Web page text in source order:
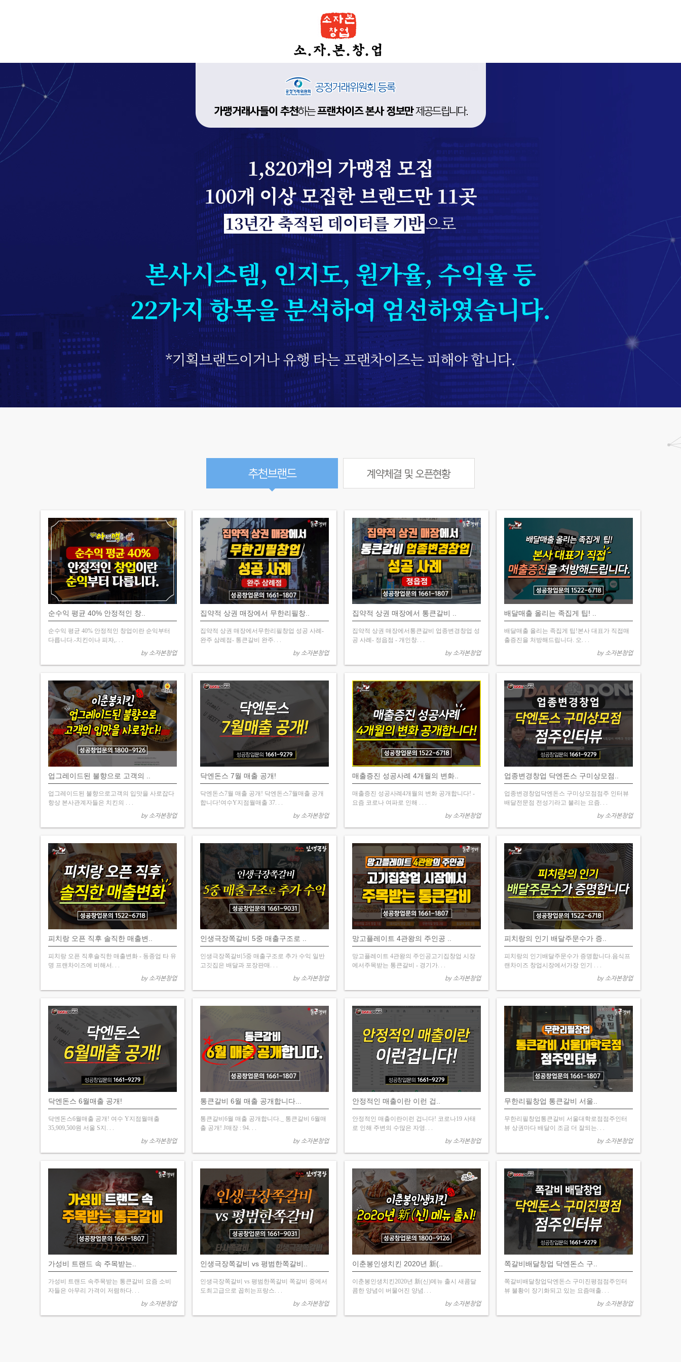
순수익 평균 40% 안정적인 창..
순수익 평균 40% 안정적인 창업이란 순익부터
다릅니다.-치킨이나 피자,. . .
by 소자본창업
집약적 상권 매장에서 무한리필창..
집약적 상권 매장에서무한리필창업 성공 사례-
완주 삼례점- 통큰갈비 완주. . .
by 소자본창업
집약적 상권 매장에서 통큰갈비 ..
집약적 상권 매장에서통큰갈비 업종변경창업 성
공 사례- 정읍점 - 개인창. . .
by 소자본창업
배달매출 올리는 족집게 팁! ..
배달매출 올리는 족집게 팁!본사 대표가 직접매
출증진을 처방해드립니다. 오. . .
by 소자본창업
업그레이드된 불향으로 고객의 ..
업그레이드된 불향으로고객의 입맛을 사로잡다
항상 본사관계자들은 치킨의 . . .
by 소자본창업
닥엔돈스 7월 매출 공개!
닥엔돈스7월 매출 공개! 닥엔돈스7월매출 공개
합니다!여수Y지점월매출 37. . .
by 소자본창업
매출증진 성공사례 4개월의 변화..
매출증진 성공사례4개월의 변화 공개합니다! -
요즘 코로나 여파로 인해 . . .
by 소자본창업
업종변경창업 닥엔돈스 구미상모점..
업종변경창업닥엔돈스 구미상모점점주 인터뷰
배달전문점 전성기라고 불리는 요즘. . .
by 소자본창업
피치랑 오픈 직후 솔직한 매출변..
피치랑 오픈 직후솔직한 매출변화 - 동종업 타 유
명 프랜차이즈에 비해서. . .
by 소자본창업
인생극장쪽갈비 5중 매출구조로 ..
인생극장쪽갈비5중 매출구조로 추가 수익 일반
고깃집은 배달과 포장판매. . .
by 소자본창업
망고플레이트 4관왕의 주인공 ..
망고플레이트 4관왕의 주인공고기집창업 시장
에서주목받는 통큰갈비 - 경기가. . .
by 소자본창업
피치랑의 인기 배달주문수가 증..
피치랑의 인기배달주문수가 증명합니다.음식프
랜차이즈 창업시장에서가장 인기 . . .
by 소자본창업
닥엔돈스 6월매출 공개!
닥엔돈스6월매출 공개! 여수 Y지점월매출
35,909,500원 서울 S지. . .
by 소자본창업
통큰갈비 6월 매출 공개합니다...
통큰갈비6월 매출 공개합니다._ 통큰갈비 6월매
출 공개! J매장 : 94. . .
by 소자본창업
안정적인 매출이란 이런 겁..
안정적인 매출이란이런 겁니다! 코로나19 사태
로 인해 주변의 수많은 자영. . .
by 소자본창업
무한리필창업 통큰갈비 서울..
무한리필창업통큰갈비 서울대학로점점주인터
뷰 상권마다 배달이 조금 더 잘되는. . .
by 소자본창업
가성비 트랜드 속 주목받는..
가성비 트랜드 속주목받는 통큰갈비 요즘 소비
자들은 아무리 가격이 저렴하다. . .
by 소자본창업
인생극장쪽갈비 vs 평범한쪽갈비..
인생극장쪽갈비 vs 평범한쪽갈비 쪽갈비 중에서
도최고급으로 꼽히는프랑스. . .
by 소자본창업
이춘봉인생치킨 2020년 新(..
이춘봉인생치킨2020년 新(신)메뉴 출시 새콤달
콤한 양념이 버물어진 양념. . .
by 소자본창업
쪽갈비배달창업 닥엔돈스 구..
쪽갈비배달창업닥엔돈스 구미진평점점주인터
뷰 불황이 장기화되고 있는 요즘매출. . .
by 소자본창업